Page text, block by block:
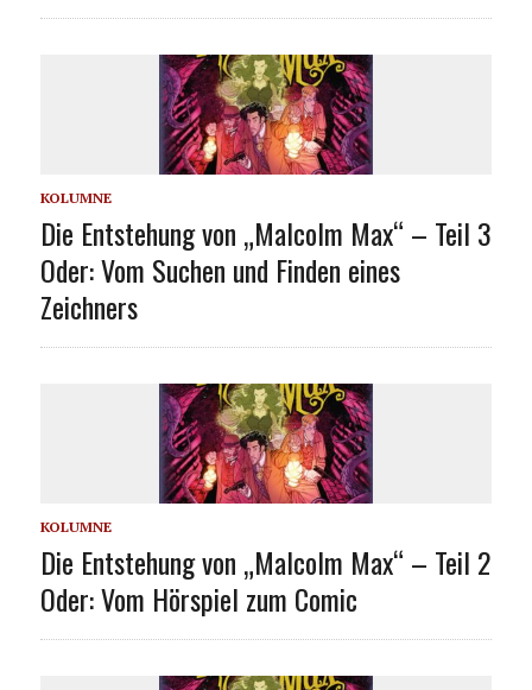
KOLUMNE
Die Entstehung von „Malcolm Max“ – Teil 3
Oder: Vom Suchen und Finden eines
Zeichners
KOLUMNE
Die Entstehung von „Malcolm Max“ – Teil 2
Oder: Vom Hörspiel zum Comic